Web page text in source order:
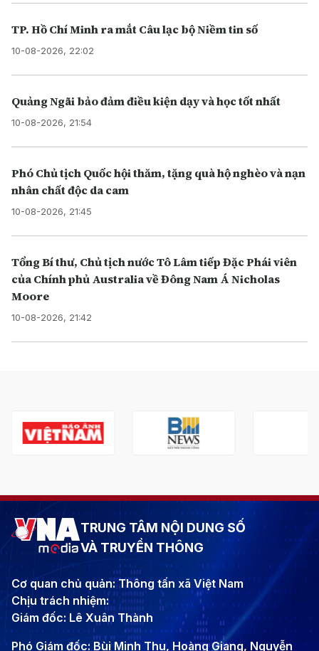
TP. Hồ Chí Minh ra mắt Câu lạc bộ Niềm tin số
10-08-2026, 22:02
Quảng Ngãi bảo đảm điều kiện dạy và học tốt nhất
10-08-2026, 21:54
Phó Chủ tịch Quốc hội thăm, tặng quà hộ nghèo và nạn
nhân chất độc da cam
10-08-2026, 21:45
Tổng Bí thư, Chủ tịch nước Tô Lâm tiếp Đặc Phái viên
của Chính phủ Australia về Đông Nam Á Nicholas
Moore
10-08-2026, 21:42
TRUNG TÂM NỘI DUNG SỐ
VÀ TRUYỀN THÔNG
Cơ quan chủ quản: Thông tấn xã Việt Nam
Chịu trách nhiệm:
Giám đốc: Lê Xuân Thành
Phó Giám đốc: Bùi Minh Thu, Hoàng Giang, Nguyễn